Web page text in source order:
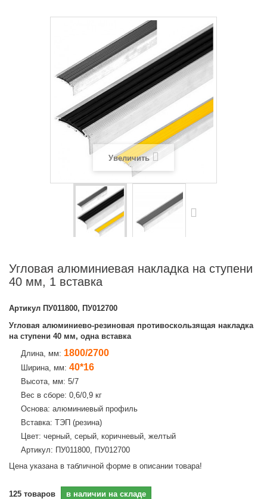
Увеличить
Угловая алюминиевая накладка на ступени
40 мм, 1 вставка
Артикул ПУ011800, ПУ012700
Угловая алюминиево-резиновая противоскользящая накладка
на ступени 40 мм, одна вставка
Длина, мм: 1800/2700
Ширина, мм: 40*16
Высота, мм: 5/7
Вес в сборе: 0,6/0,9 кг
Основа: алюминиевый профиль
Вставка: ТЭП (резина)
Цвет: черный, серый, коричневый, желтый
Артикул: ПУ011800, ПУ012700
Цена указана в табличной форме в описании товара!
125 товаров в наличии на складе